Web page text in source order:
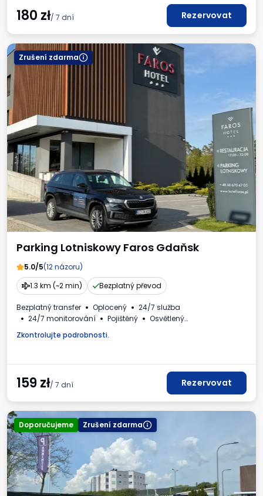
180 zł/ 7 dní Rezervovat
Zrušení zdarma
Parking Lotniskowy Faros Gdaňsk
5.0/5(12 názoru)
1.3 km (~2 min)
Bezplatný převod
Bezplatný transfer Oplocený
24/7 služba
24/7 monitorování
Pojištěný
Osvětlený
Daňový doklad
Zkontrolujte podrobnosti.
159zł/ 7 dní Rezervovat
Doporučujeme Zrušení zdarma